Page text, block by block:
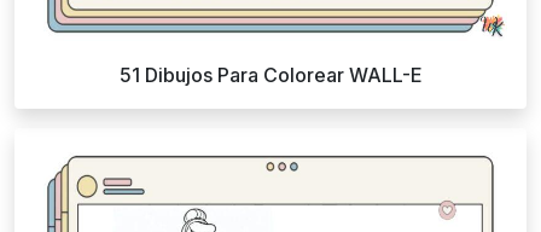
51 Dibujos Para Colorear WALL-E